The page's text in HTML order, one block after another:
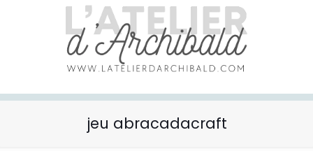
jeu abracadacraft